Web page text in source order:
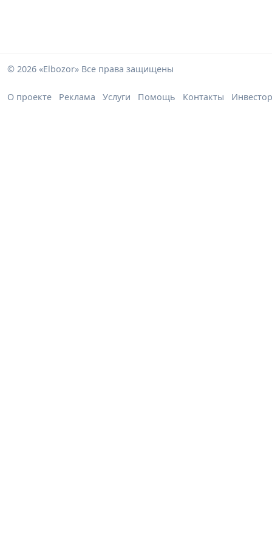
© 2026 «Elbozor» Все права защищены
О проекте Реклама Услуги Помощь Контакты